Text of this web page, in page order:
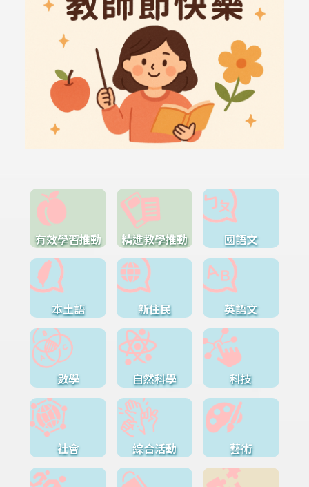
有效學習推動 精進教學推動 國語文
本土語 新住民 英語文
數學 自然科學 科技
社會 綜合活動 藝術